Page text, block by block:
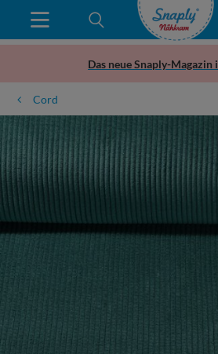
Das neue Snaply-Magazin
Cord